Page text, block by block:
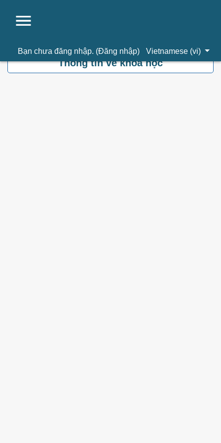
Bạn chưa đăng nhập. (Đăng nhập) Vietnamese ‎(vi)‎
Thông tin về khoá học